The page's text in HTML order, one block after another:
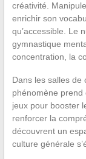
créativité.
enrichir son
qu’accessible. Le
gymnastique
concentration, la
Dans les salles de
phénomène prend
jeux pour booster
renforcer la
découvrent un
culture générale